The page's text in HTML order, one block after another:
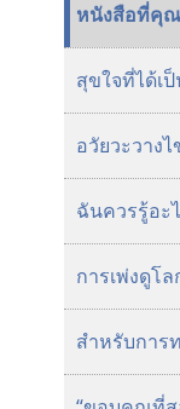
หนังสือที่คุณ
สุขใจที่ได้เ
อวัยวะวาง
ฉันควรรู้อะ
การเพ่งดูโล
สำหรับการ